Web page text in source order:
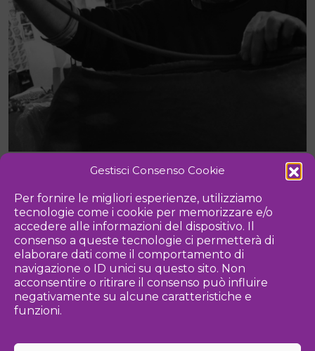
Gestisci Consenso Cookie
Per fornire le migliori esperienze, utilizziamo
tecnologie come i cookie per memorizzare e/o
accedere alle informazioni del dispositivo. Il
consenso a queste tecnologie ci permetterà di
elaborare dati come il comportamento di
navigazione o ID unici su questo sito. Non
acconsentire o ritirare il consenso può influire
negativamente su alcune caratteristiche e
funzioni.
LNYAXZ
Partecipazione
2019 2022
Categoria
ARTISTA
Principali generi prodotti da Riccardo Monachesi